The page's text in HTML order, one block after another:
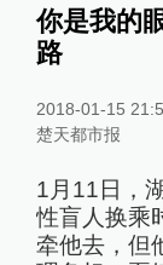
你是我的
路
2018-01-15
楚天都市报
1月11日，
性盲人换乘
牵他去，但